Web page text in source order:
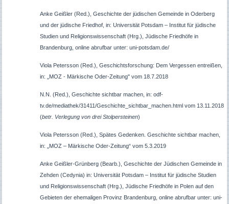
Anke Geißler(Red.), Geschichte der jüdischen Gemeinde in Oderberg
und der jüdische Friedhof, in: Universität Potsdam – Institut für jüdische
Studien und Religionswissenschaft (Hrg.), Jüdische Friedhöfe in
Brandenburg, online abrufbar unter: uni-potsdam.de/
Viola Petersson (Red.), Geschichtsforschung: Dem Vergessen entreißen,
in: „MOZ - Märkische Oder-Zeitung" vom 18.7.2018
N.N. (Red.), Geschichte sichtbar machen, in: odf-
tv.de/mediathek/31411/Geschichte_sichtbar_machen.html vom 13.11.2018
(betr. Verlegung von drei Stolpersteinen)
Viola Petersson (Red.), Spätes Gedenken. Geschichte sichtbar machen,
in: „MOZ – Märkische Oder-Zeitung“ vom 5.3.2019
Anke Geißler-Grünberg(Bearb.), Geschichte der Jüdischen Gemeinde in
Zehden(Cedynia) in: Universität Potsdam – Institut für jüdische Studien
und Religionswissenschaft (Hrg.), Jüdische Friedhöfe in Polen auf den
Gebieten der ehemaligen Provinz Brandenburg, online abrufbar unter: uni-